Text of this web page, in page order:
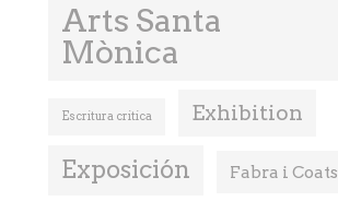
Arts Santa
Mònica
Escritura critica Exhibition
Exposición Fabra i Coats